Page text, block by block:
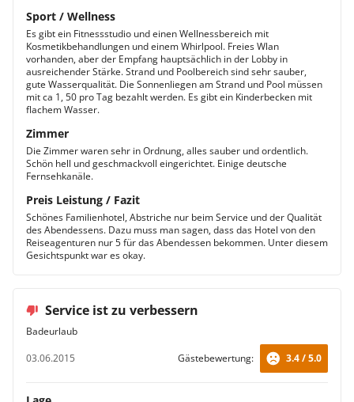
Sport / Wellness
Es gibt ein Fitnessstudio und einen Wellnessbereich mit
Kosmetikbehandlungen und einem Whirlpool. Freies Wlan
vorhanden, aber der Empfang hauptsächlich in der Lobby in
ausreichender Stärke. Strand und Poolbereich sind sehr sauber,
gute Wasserqualität. Die Sonnenliegen am Strand und Pool müssen
mit ca 1, 50 pro Tag bezahlt werden. Es gibt ein Kinderbecken mit
flachem Wasser.
Zimmer
Die Zimmer waren sehr in Ordnung, alles sauber und ordentlich.
Schön hell und geschmackvoll eingerichtet. Einige deutsche
Fernsehkanäle.
Preis Leistung / Fazit
Schönes Familienhotel, Abstriche nur beim Service und der Qualität
des Abendessens. Dazu muss man sagen, dass das Hotel von den
Reiseagenturen nur 5 für das Abendessen bekommen. Unter diesem
Gesichtspunkt war es okay.
Service ist zu verbessern
Badeurlaub
03.06.2015
Gästebewertung: 3.4 / 5.0